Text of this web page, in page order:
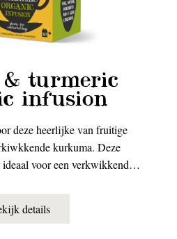
turmeric
infusion
deze heerlijke van fruitige
kurkuma. Deze
voor een verkwikkend
details